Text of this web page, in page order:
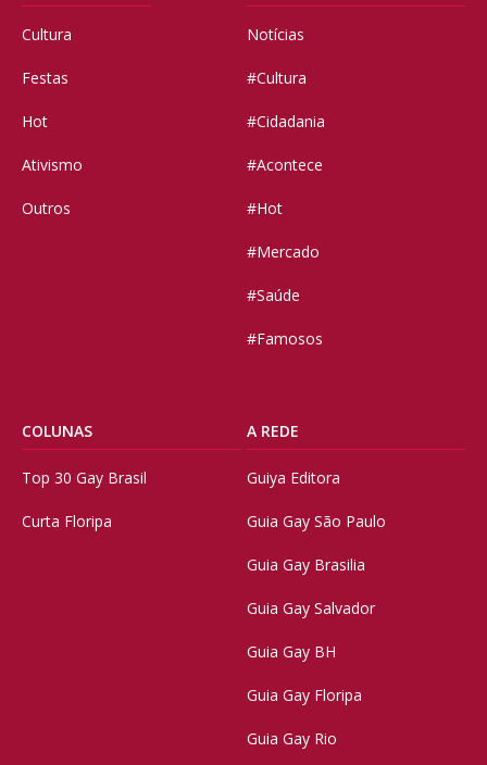
Cultura
Festas
Hot
Ativismo
Outros
Notícias
#Cultura
#Cidadania
#Acontece
#Hot
#Mercado
#Saúde
#Famosos
COLUNAS
Top 30 Gay Brasil
Curta Floripa
A REDE
Guiya Editora
Guia Gay São Paulo
Guia Gay Brasilia
Guia Gay Salvador
Guia Gay BH
Guia Gay Floripa
Guia Gay Rio